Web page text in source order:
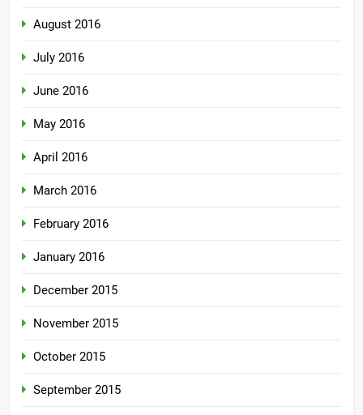
August 2016
July 2016
June 2016
May 2016
April 2016
March 2016
February 2016
January 2016
December 2015
November 2015
October 2015
September 2015